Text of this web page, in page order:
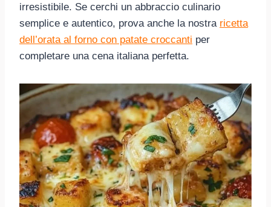
irresistibile. Se cerchi un abbraccio culinario
semplice e autentico, prova anche la nostra ricetta
dell’orata al forno con patate croccanti per
completare una cena italiana perfetta.